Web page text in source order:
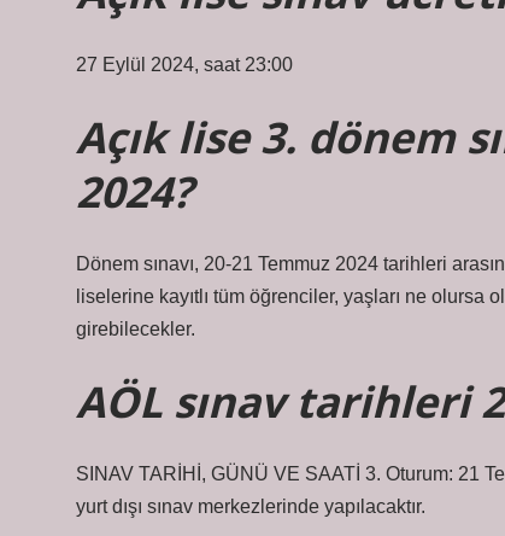
27 Eylül 2024, saat 23:00
Açık lise 3. dönem
2024?
Dönem sınavı, 20-21 Temmuz 2024 tarihleri
liselerine kayıtlı tüm öğrenciler, yaşları ne olursa
girebilecekler.
AÖL sınav tarihleri
SINAV TARİHİ, GÜNÜ VE SAATİ 3. Oturum: 21
yurt dışı sınav merkezlerinde yapılacaktır.